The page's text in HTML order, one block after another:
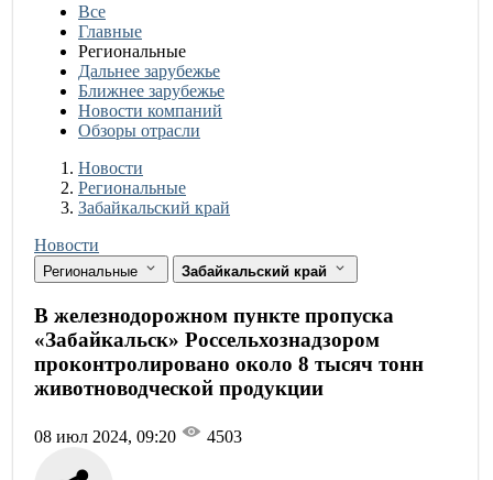
Все
Главные
Региональные
Дальнее зарубежье
Ближнее зарубежье
Новости компаний
Обзоры отрасли
Новости
Разделы
Новости
Региональные
Забайкальский край
Новости
Региональные Забайкальский край
В железнодорожном пункте пропуска
«Забайкальск» Россельхознадзором
проконтролировано около 8 тысяч тонн
животноводческой продукции
08 июл 2024, 09:20 4503